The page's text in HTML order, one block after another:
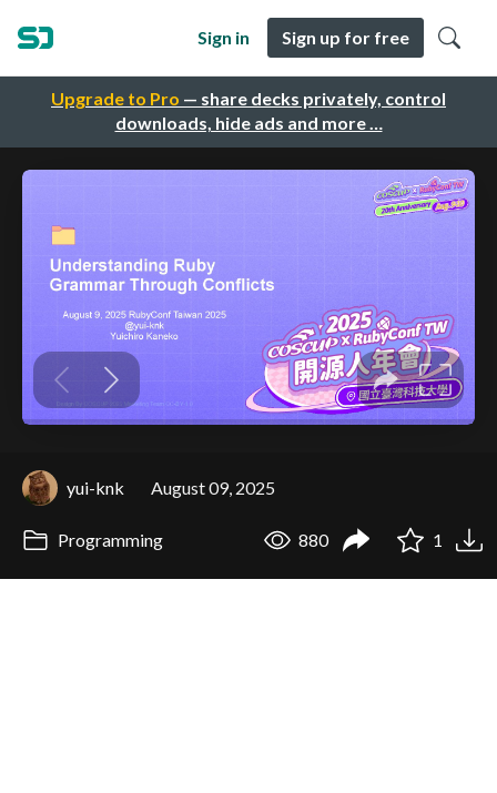
Upgrade to Pro — share decks privately, control
downloads, hide ads and more …
Sign in Sign up for free
yui-knk August 09, 2025
Programming 880 1